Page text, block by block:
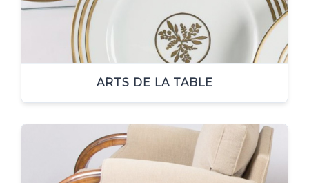
ARTS DE LA TABLE